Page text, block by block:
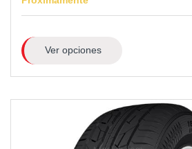
Ver opciones